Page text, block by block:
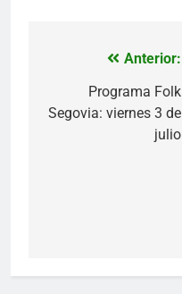
Navegación
entradas
Anterior:
Programa Folk
Segovia: viernes 3 de
julio